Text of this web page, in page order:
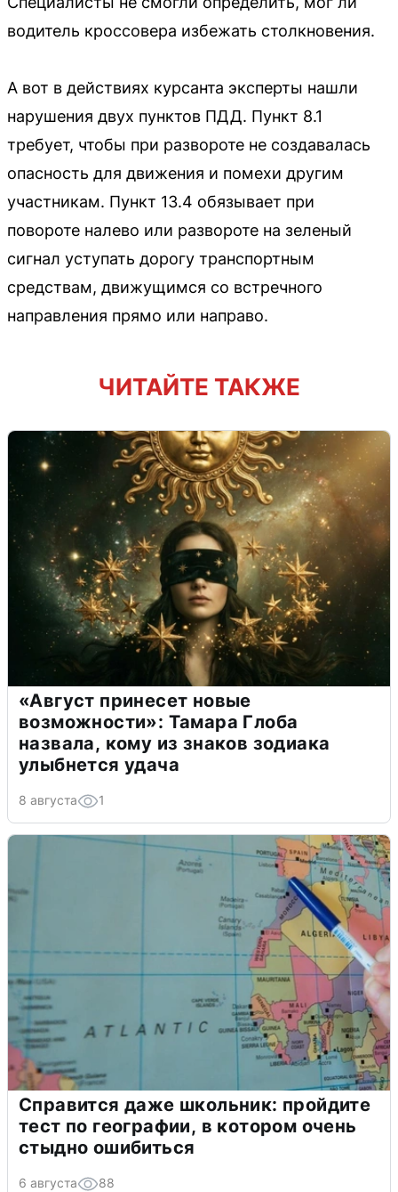
водитель кроссовера избежать столкновения.
А вот в действиях курсанта эксперты нашли
нарушения двух пунктов ПДД. Пункт 8.1
требует, чтобы при развороте не создавалась
опасность для движения и помехи другим
участникам. Пункт 13.4 обязывает при
повороте налево или развороте на зеленый
сигнал уступать дорогу транспортным
средствам, движущимся со встречного
направления прямо или направо.
ЧИТАЙТЕ ТАКЖЕ
«Август принесет новые
возможности»: Тамара Глоба
назвала, кому из знаков зодиака
улыбнется удача
8 августа 1
Справится даже школьник: пройдите
тест по географии, в котором очень
стыдно ошибиться
6 августа 88